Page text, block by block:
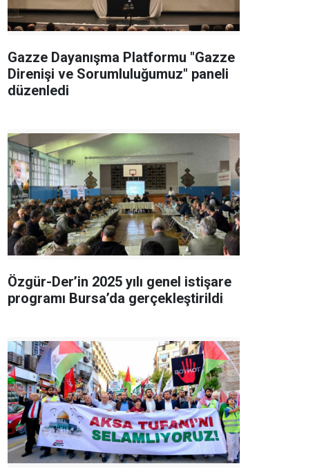
Gazze Dayanışma Platformu "Gazze
Direnişi ve Sorumluluğumuz" paneli
düzenledi
Özgür-Der’in 2025 yılı genel istişare
programı Bursa’da gerçekleştirildi